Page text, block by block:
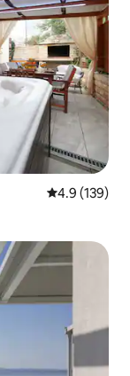
औसत रेटिंग 5 में
4.9 (139)